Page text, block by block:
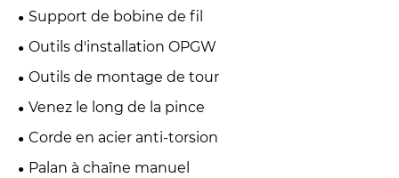
Support de bobine de fil
Outils d'installation OPGW
Outils de montage de tour
Venez le long de la pince
Corde en acier anti-torsion
Palan à chaîne manuel